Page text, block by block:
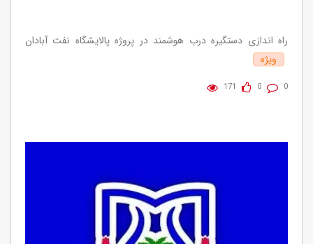
راه اندازی دستگیره درب هوشمند در پروژه پالایشگاه نفت آبادان
ویژه
171 0 0